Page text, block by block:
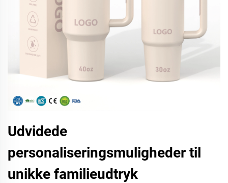
Udvidede
personaliseringsmuligheder til
unikke familieudtryk